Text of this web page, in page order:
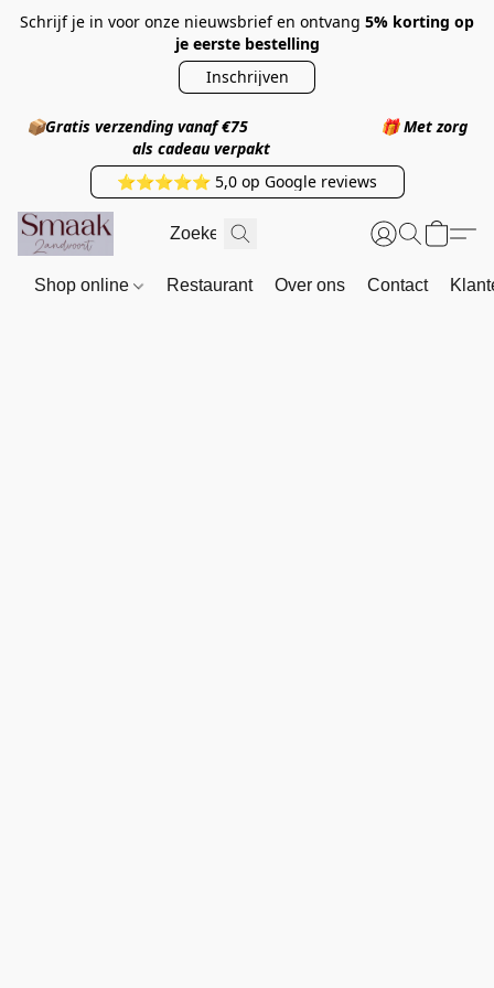
Schrijf je in voor onze nieuwsbrief en ontvang 5% korting op
je eerste bestelling
Inschrijven
📦Gratis verzending vanaf €75 🎁Met zorg
als cadeau verpakt
⭐⭐⭐⭐⭐ 5,0 op Google reviews
Shop online Restaurant Over ons Contact